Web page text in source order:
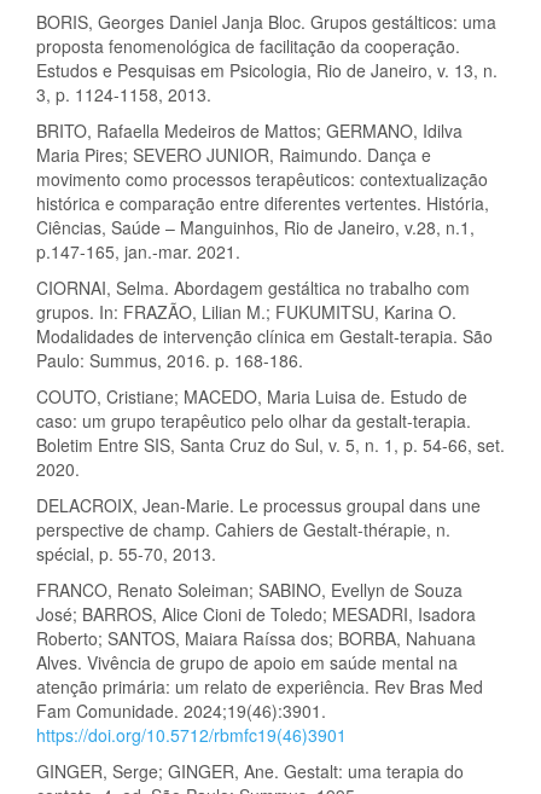
BORIS, Georges Daniel Janja Bloc. Grupos gestálticos: uma
proposta fenomenológica de facilitação da cooperação.
Estudos e Pesquisas em Psicologia, Rio de Janeiro, v. 13, n.
3, p. 1124-1158, 2013.
BRITO, Rafaella Medeiros de Mattos; GERMANO, Idilva
Maria Pires; SEVERO JUNIOR, Raimundo. Dança e
movimento como processos terapêuticos: contextualização
histórica e comparação entre diferentes vertentes. História,
Ciências, Saúde – Manguinhos, Rio de Janeiro, v.28, n.1,
p.147-165, jan.-mar. 2021.
CIORNAI, Selma. Abordagem gestáltica no trabalho com
grupos. In: FRAZÃO, Lilian M.; FUKUMITSU, Karina O.
Modalidades de intervenção clínica em Gestalt-terapia. São
Paulo: Summus, 2016. p. 168-186.
COUTO, Cristiane; MACEDO, Maria Luisa de. Estudo de
caso: um grupo terapêutico pelo olhar da gestalt-terapia.
Boletim Entre SIS, Santa Cruz do Sul, v. 5, n. 1, p. 54-66, set.
2020.
DELACROIX, Jean-Marie. Le processus groupal dans une
perspective de champ. Cahiers de Gestalt-thérapie, n.
spécial, p. 55-70, 2013.
FRANCO, Renato Soleiman; SABINO, Evellyn de Souza
José; BARROS, Alice Cioni de Toledo; MESADRI, Isadora
Roberto; SANTOS, Maiara Raíssa dos; BORBA, Nahuana
Alves. Vivência de grupo de apoio em saúde mental na
atenção primária: um relato de experiência. Rev Bras Med
Fam Comunidade. 2024;19(46):3901.
https://doi.org/10.5712/rbmfc19(46)3901
GINGER, Serge; GINGER, Ane. Gestalt: uma terapia do